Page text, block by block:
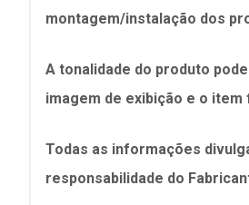
montagem/instalação dos
A tonalidade do produto
imagem de exibição e o item
Todas as informações
responsabilidade do